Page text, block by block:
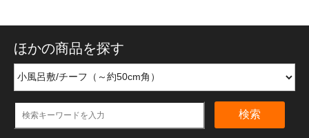
ほかの商品を探す
検索